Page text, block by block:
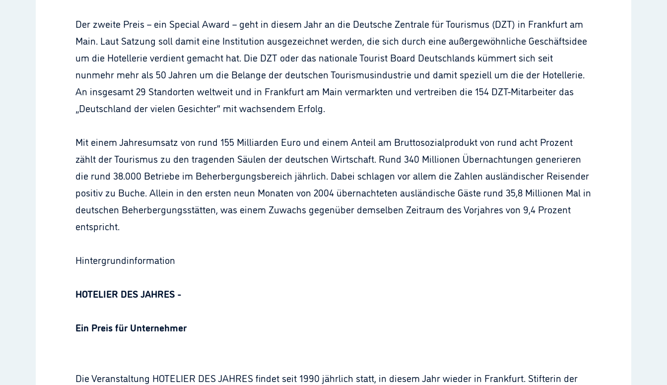
Der zweite Preis – ein Special Award – geht in diesem Jahr an die Deutsche Zentrale für Tourismus (DZT) in Frankfurt am
Main. Laut Satzung soll damit eine Institution ausgezeichnet werden, die sich durch eine außergewöhnliche Geschäftsidee
um die Hotellerie verdient gemacht hat. Die DZT oder das nationale Tourist Board Deutschlands kümmert sich seit
nunmehr mehr als 50 Jahren um die Belange der deutschen Tourismusindustrie und damit speziell um die der Hotellerie.
An insgesamt 29 Standorten weltweit und in Frankfurt am Main vermarkten und vertreiben die 154 DZT-Mitarbeiter das
„Deutschland der vielen Gesichter“ mit wachsendem Erfolg.
Mit einem Jahresumsatz von rund 155 Milliarden Euro und einem Anteil am Bruttosozialprodukt von rund acht Prozent
zählt der Tourismus zu den tragenden Säulen der deutschen Wirtschaft. Rund 340 Millionen Übernachtungen generieren
die rund 38.000 Betriebe im Beherbergungsbereich jährlich. Dabei schlagen vor allem die Zahlen ausländischer Reisender
positiv zu Buche. Allein in den ersten neun Monaten von 2004 übernachteten ausländische Gäste rund 35,8 Millionen Mal in
deutschen Beherbergungsstätten, was einem Zuwachs gegenüber demselben Zeitraum des Vorjahres von 9,4 Prozent
entspricht.
Hintergrundinformation
HOTELIER DES JAHRES -
Ein Preis für Unternehmer
Die Veranstaltung HOTELIER DES JAHRES findet seit 1990 jährlich statt, in diesem Jahr wieder in Frankfurt. Stifterin der